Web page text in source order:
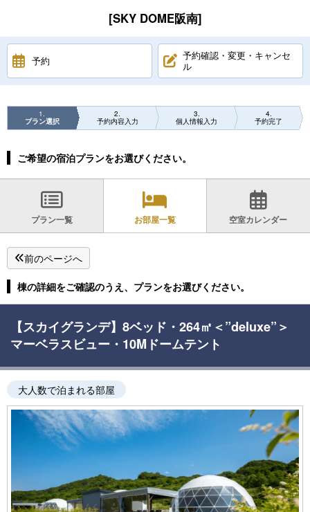
[SKY DOME阪南]
予約
予約確認・変更・キャンセ
ル
1
プラン選択
2
予約内容入力
3
個人情報入力
4
予約完了
ご希望の宿泊プランをお選びください。
プラン一覧 お部屋一覧 空室カレンダー
前のページへ
棟の詳細をご確認のうえ、プランをお選びください。
【スカイグランデ】8ベッド・264㎡＜”deluxe”＞
マーベラスビュー・10Mドームテント
大人数で泊まれる部屋